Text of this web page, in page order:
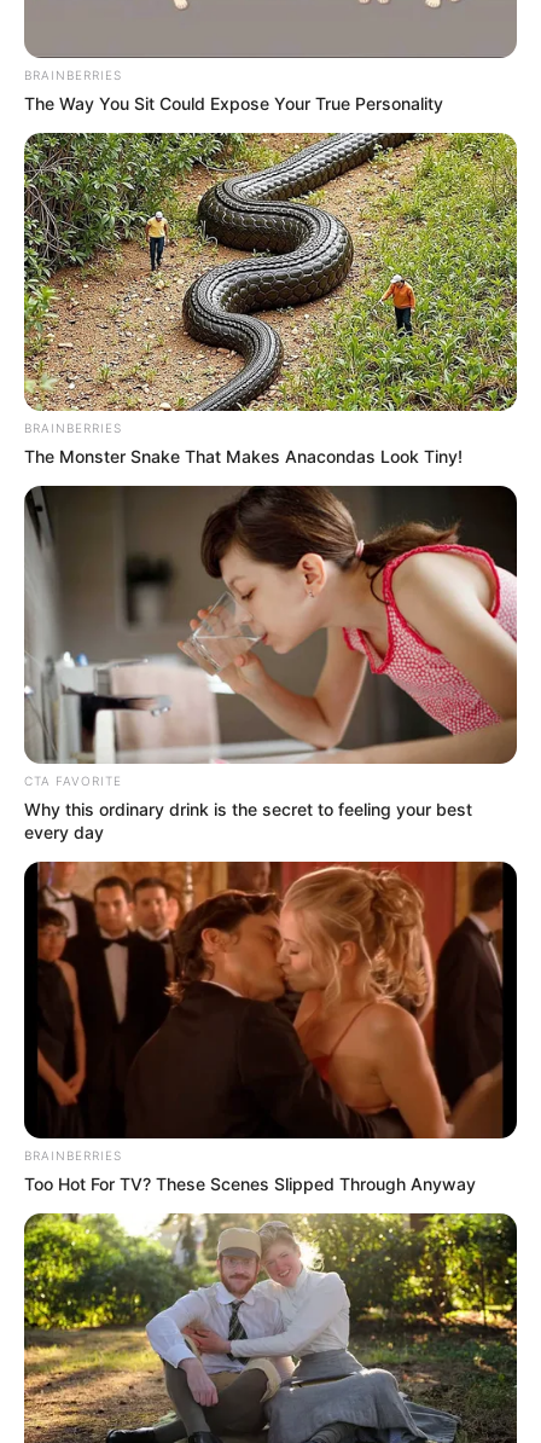
BRAINBERRIES
The Way You Sit Could Expose Your True Personality
BRAINBERRIES
The Monster Snake That Makes Anacondas Look Tiny!
CTA FAVORITE
Why this ordinary drink is the secret to feeling your best
every day
BRAINBERRIES
Too Hot For TV? These Scenes Slipped Through Anyway